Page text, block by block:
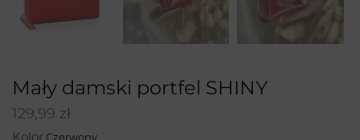
Mały damski portfel SHINY
129,99 zł
Kolor